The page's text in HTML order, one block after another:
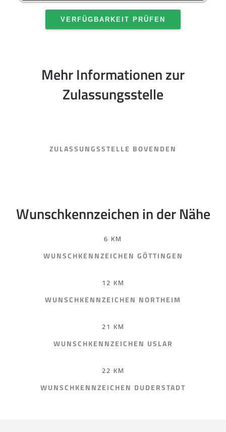
VERFÜGBARKEIT PRÜFEN
Mehr Informationen zur
Zulassungsstelle
ZULASSUNGSSTELLE BOVENDEN
Wunschkennzeichen in der Nähe
6 KM
WUNSCHKENNZEICHEN GÖTTINGEN
12 KM
WUNSCHKENNZEICHEN NORTHEIM
21 KM
WUNSCHKENNZEICHEN USLAR
22 KM
WUNSCHKENNZEICHEN DUDERSTADT